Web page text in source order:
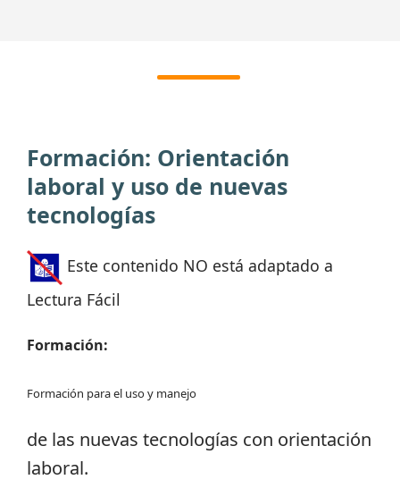
Formación: Orientación
laboral y uso de nuevas
tecnologías
Este contenido NO está adaptado a
Lectura Fácil
Formación:
Formación para el uso y manejo
de las nuevas tecnologías con orientación
laboral.